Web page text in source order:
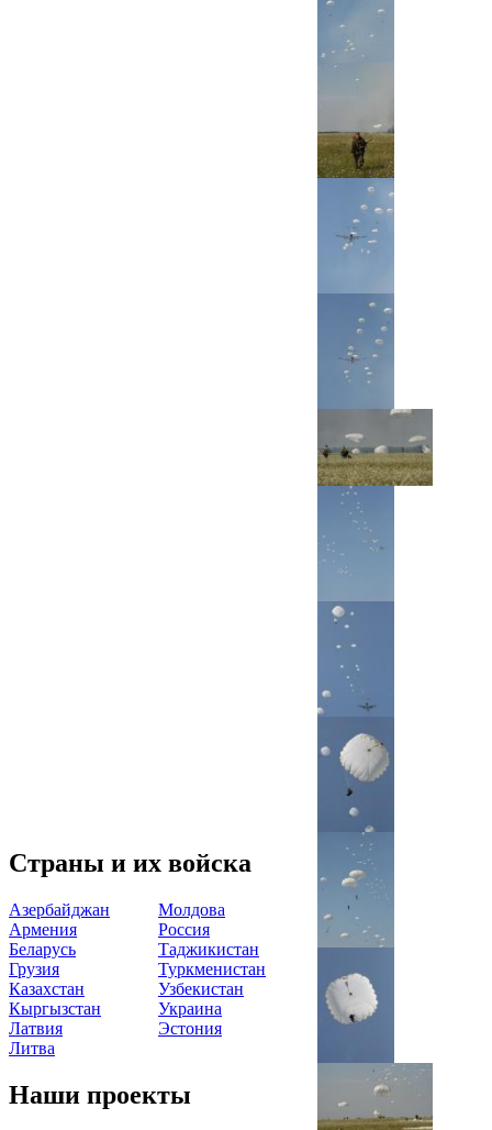
Страны и их войска
Азербайджан
Армения
Беларусь
Грузия
Казахстан
Кыргызстан
Латвия
Литва
Молдова
Россия
Таджикистан
Туркменистан
Узбекистан
Украина
Эстония
Наши проекты